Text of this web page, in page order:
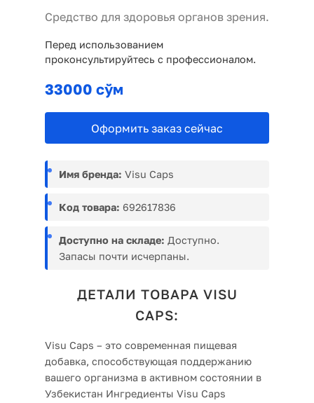
Средство для здоровья органов зрения.
Перед использованием
проконсультируйтесь с профессионалом.
33000 сўм
Оформить заказ сейчас
Имя бренда: Visu Caps
Код товара: 692617836
Доступно на складе: Доступно.
Запасы почти исчерпаны.
ДЕТАЛИ ТОВАРА VISU
CAPS:
Visu Caps – это современная пищевая
добавка, способствующая поддержанию
вашего организма в активном состоянии в
Узбекистан Ингредиенты Visu Caps